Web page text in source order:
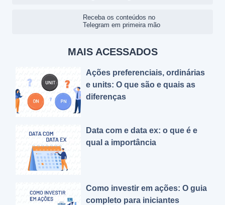
Receba os conteúdos no
Telegram em primeira mão
MAIS ACESSADOS
Ações preferenciais, ordinárias
e units: O que são e quais as
diferenças
Data com e data ex: o que é e
qual a importância
Como investir em ações: O guia
completo para iniciantes